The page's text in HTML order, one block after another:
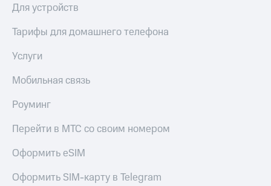
Для устройств
Тарифы для домашнего телефона
Услуги
Мобильная связь
Роуминг
Перейти в МТС со своим номером
Оформить eSIM
Оформить SIM-карту в Telegram